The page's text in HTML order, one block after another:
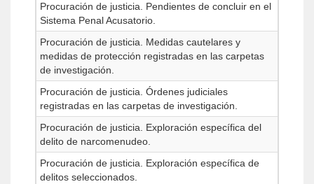
Procuración de justicia. Pendientes de concluir en el
Sistema Penal Acusatorio.
Procuración de justicia. Medidas cautelares y
medidas de protección registradas en las carpetas
de investigación.
Procuración de justicia. Órdenes judiciales
registradas en las carpetas de investigación.
Procuración de justicia. Exploración específica del
delito de narcomenudeo.
Procuración de justicia. Exploración específica de
delitos seleccionados.